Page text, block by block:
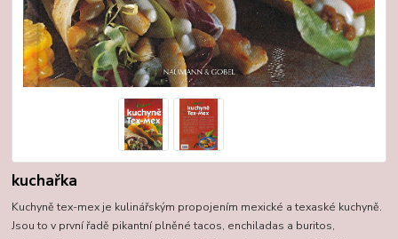
kuchařka
Kuchyně tex-mex je kulinářským propojením mexické a texaské kuchyně.
Jsou to v první řadě pikantní plněné tacos, enchiladas a buritos,